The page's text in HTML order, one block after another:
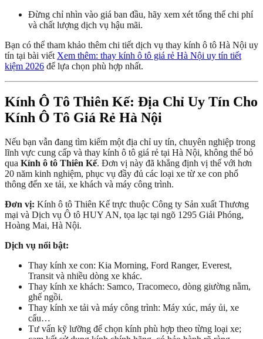
Đừng chỉ nhìn vào giá ban đầu, hãy xem xét tổng thể chi phí
và chất lượng dịch vụ hậu mãi.
Bạn có thể tham khảo thêm chi tiết dịch vụ thay kính ô tô Hà Nội uy
tín tại bài viết Xem thêm: thay kính ô tô giá rẻ Hà Nội uy tín tiết
kiệm 2026 để lựa chọn phù hợp nhất.
Kính Ô Tô Thiên Kế: Địa Chỉ Uy Tín Cho
Kính Ô Tô Giá Rẻ Hà Nội
Nếu bạn vẫn đang tìm kiếm một địa chỉ uy tín, chuyên nghiệp trong
lĩnh vực cung cấp và thay kính ô tô giá rẻ tại Hà Nội, không thể bỏ
qua Kính ô tô Thiên Kế. Đơn vị này đã khẳng định vị thế với hơn
20 năm kinh nghiệm, phục vụ đầy đủ các loại xe từ xe con phổ
thông đến xe tải, xe khách và máy công trình.
Đơn vị: Kính ô tô Thiên Kế trực thuộc Công ty Sản xuất Thương
mại và Dịch vụ Ô tô HUY AN, tọa lạc tại ngõ 1295 Giải Phóng,
Hoàng Mai, Hà Nội.
Dịch vụ nổi bật:
Thay kính xe con: Kia Morning, Ford Ranger, Everest,
Transit và nhiều dòng xe khác.
Thay kính xe khách: Samco, Tracomeco, dòng giường nằm,
ghế ngồi.
Thay kính xe tải và máy công trình: Máy xúc, máy ủi, xe
cẩu…
Tư vấn kỹ lưỡng để chọn kính phù hợp theo từng loại xe;